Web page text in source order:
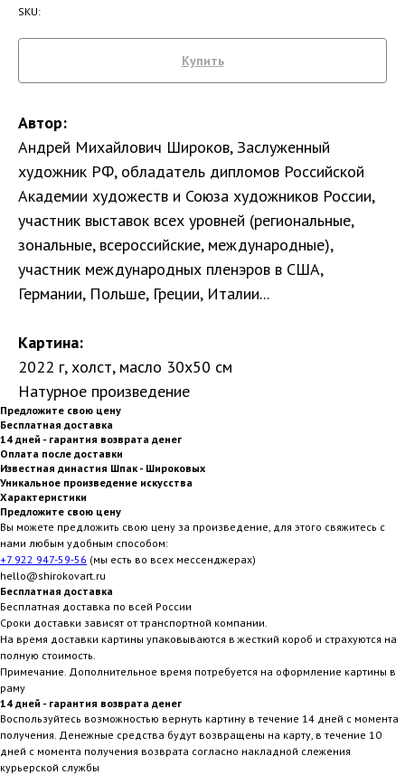
SKU:
Купить
Автор:
Андрей Михайлович Широков, Заслуженный
художник РФ, обладатель дипломов Российской
Академии художеств и Союза художников России,
участник выставок всех уровней (региональные,
зональные, всероссийские, международные),
участник международных пленэров в США,
Германии, Польше, Греции, Италии...
Картина:
2022 г, холст, масло 30х50 см
Натурное произведение
Предложите свою цену
Бесплатная доставка
14 дней - гарантия возврата денег
Оплата после доставки
Известная династия Шпак - Широковых
Уникальное произведение искусства
Характеристики
Предложите свою цену
Вы можете предложить свою цену за произведение, для этого свяжитесь с
нами любым удобным способом:
+7 922 947-59-56 (мы есть во всех мессенджерах)
hello@shirokovart.ru
Бесплатная доставка
Бесплатная доставка по всей России
Сроки доставки зависят от транспортной компании.
На время доставки картины упаковываются в жесткий короб и страхуются на
полную стоимость.
Примечание. Дополнительное время потребуется на оформление картины в
раму
14 дней - гарантия возврата денег
Воспользуйтесь возможностью вернуть картину в течение 14 дней с момента
получения. Денежные средства будут возвращены на карту, в течение 10
дней с момента получения возврата согласно накладной слежения
курьерской службы